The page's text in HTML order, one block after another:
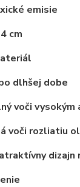
emisie
cm
dlhšej dobe
voči
voči rozliatiu